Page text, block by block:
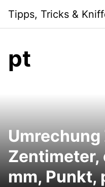
content
Tipps, Tricks &
pt
Umrechung
Zentimeter,
mm, Punkt,